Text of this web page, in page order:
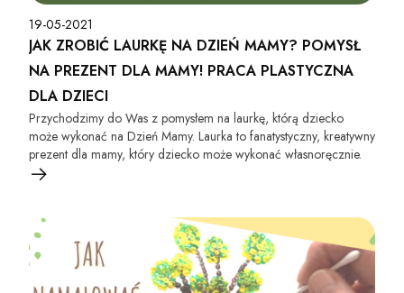
19-05-2021
JAK ZROBIĆ LAURKĘ NA DZIEŃ MAMY? POMYSŁ
NA PREZENT DLA MAMY! PRACA PLASTYCZNA
DLA DZIECI
Przychodzimy do Was z pomysłem na laurkę, którą dziecko
może wykonać na Dzień Mamy. Laurka to fanatystyczny, kreatywny
prezent dla mamy, który dziecko może wykonać własnoręcznie.